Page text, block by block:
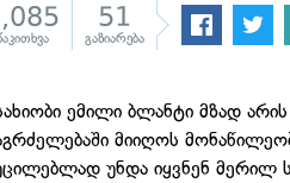
51
გაზიარება
ემილი ბლანტი მზად არის
მიიღოს
უნდა იყვნენ მერილ